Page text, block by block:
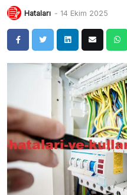
Hataları - 14 Ekim 2025